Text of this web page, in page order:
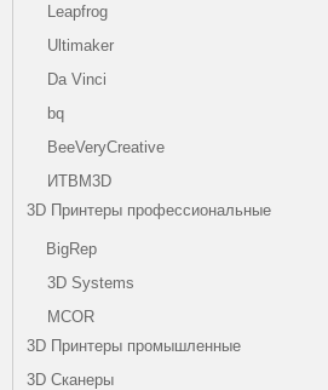
Leapfrog
Ultimaker
Da Vinci
bq
BeeVeryCreative
ИТВМ3D
3D Принтеры профессиональные
BigRep
3D Systems
MCOR
3D Принтеры промышленные
3D Сканеры